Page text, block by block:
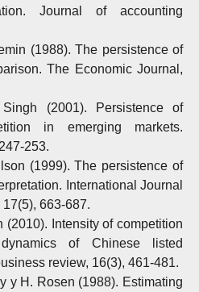
Journal of accounting
(1988). The persistence of
The Economic Journal,
(2001). Persistence of
in emerging markets.
253.
(1999). The persistence of
International Journal
663-687.
(2010). Intensity of competition
of Chinese listed
review, 16(3), 461-481.
y H. Rosen (1988). Estimating